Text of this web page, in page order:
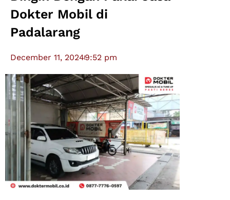
Dokter Mobil di
Padalarang
December 11, 20249:52 pm